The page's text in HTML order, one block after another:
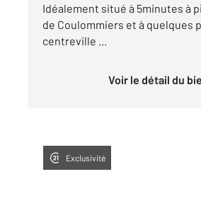
Idéalement situé à 5minutes à
de Coulommiers et à quelques
centreville ...
Voir le détail du
Exclusivité